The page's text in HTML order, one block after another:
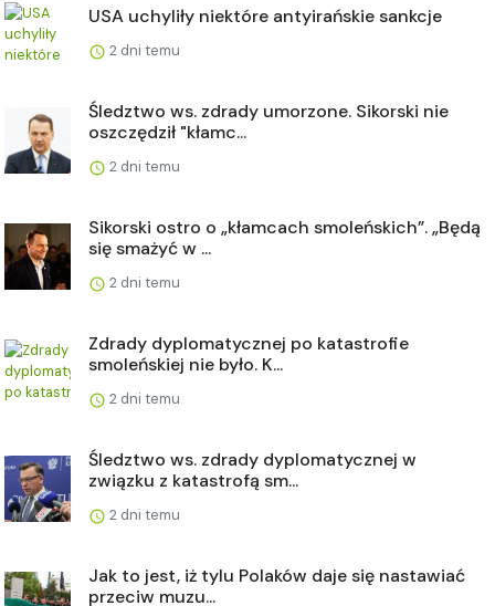
USA uchyliły niektóre antyirańskie sankcje
2 dni temu
Śledztwo ws. zdrady umorzone. Sikorski nie
oszczędził "kłamc...
2 dni temu
Sikorski ostro o „kłamcach smoleńskich”. „Będą
się smażyć w ...
2 dni temu
Zdrady dyplomatycznej po katastrofie
smoleńskiej nie było. K...
2 dni temu
Śledztwo ws. zdrady dyplomatycznej w
związku z katastrofą sm...
2 dni temu
Jak to jest, iż tylu Polaków daje się nastawiać
przeciw muzu...